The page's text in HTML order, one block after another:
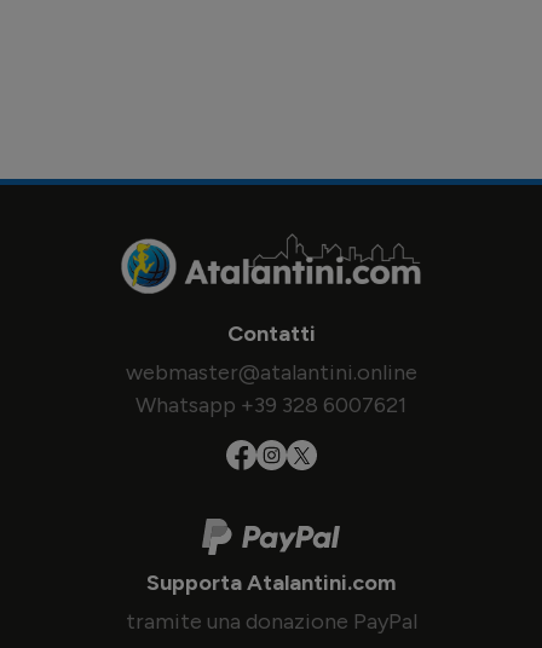
Contatti
webmaster@atalantini.online
Whatsapp +39 328 6007621
Supporta Atalantini.com
tramite una donazione PayPal